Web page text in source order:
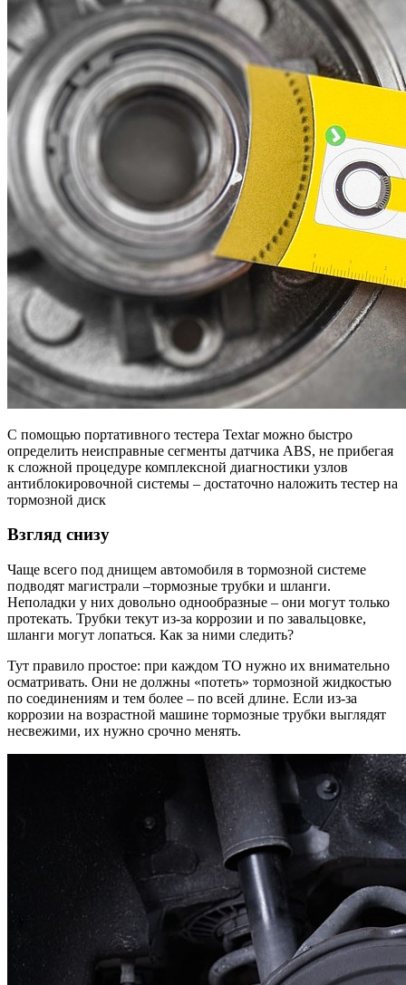
С помощью портативного тестера Textar можно быстро
определить неисправные сегменты датчика ABS, не прибегая
к сложной процедуре комплексной диагностики узлов
антиблокировочной системы – достаточно наложить тестер на
тормозной диск
Взгляд снизу
Чаще всего под днищем автомобиля в тормозной системе
подводят магистрали –тормозные трубки и шланги.
Неполадки у них довольно однообразные – они могут только
протекать. Трубки текут из-за коррозии и по завальцовке,
шланги могут лопаться. Как за ними следить?
Тут правило простое: при каждом ТО нужно их внимательно
осматривать. Они не должны «потеть» тормозной жидкостью
по соединениям и тем более – по всей длине. Если из-за
коррозии на возрастной машине тормозные трубки выглядят
несвежими, их нужно срочно менять.